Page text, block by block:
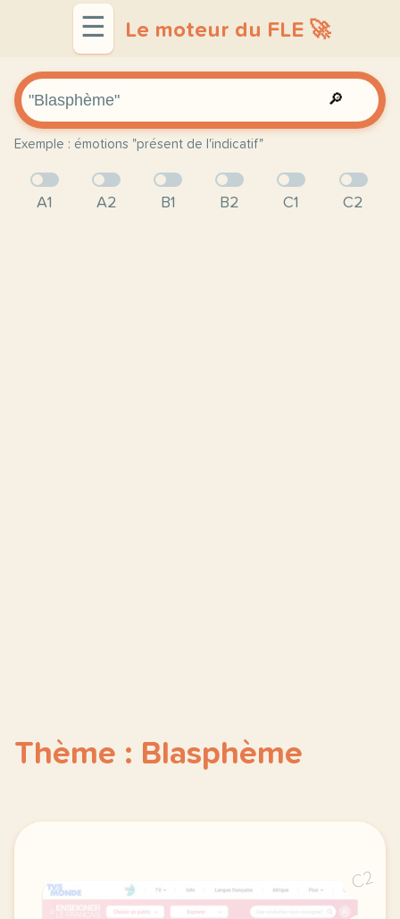
☰ Le moteur du FLE 🚀
🔎
Exemple : émotions "présent de l'indicatif"
A1 A2 B1 B2 C1 C2
Thème : Blasphème
C2